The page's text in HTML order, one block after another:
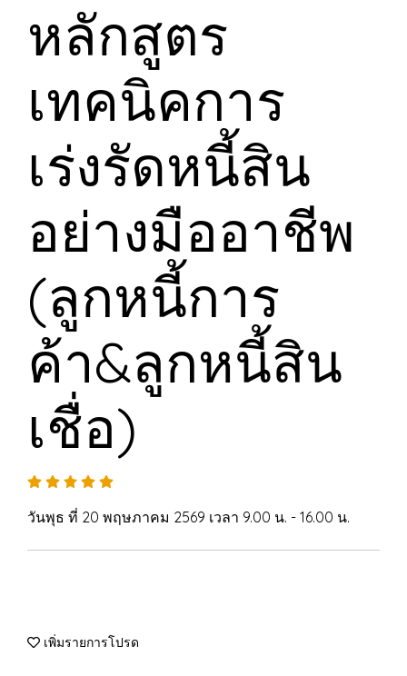
หลักสูตร
เทคนิคการ
เร่งรัดหนี้สิน
อย่างมืออาชีพ
(ลูกหนี้การ
ค้า&ลูกหนี้สิน
เชื่อ)
วันพุธ ที่ 20 พฤษภาคม 2569 เวลา 9.00 น. - 16.00 น.
เพิ่มรายการโปรด